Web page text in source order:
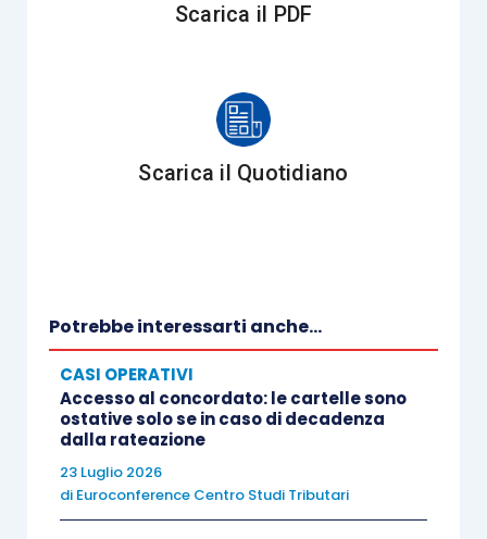
Scarica il PDF
Scarica il Quotidiano
Potrebbe interessarti anche...
CASI OPERATIVI
Accesso al concordato: le cartelle sono
ostative solo se in caso di decadenza
dalla rateazione
23 Luglio 2026
di Euroconference Centro Studi Tributari